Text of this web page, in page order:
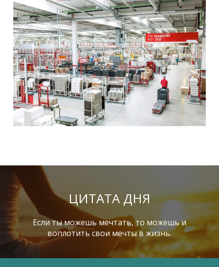
ЦИТАТА ДНЯ
Если ты можешь мечтать, то можешь и
воплотить свои мечты в жизнь.